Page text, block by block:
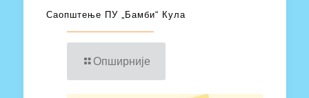
Саопштење ПУ „Бамби“ Кула
Опширније